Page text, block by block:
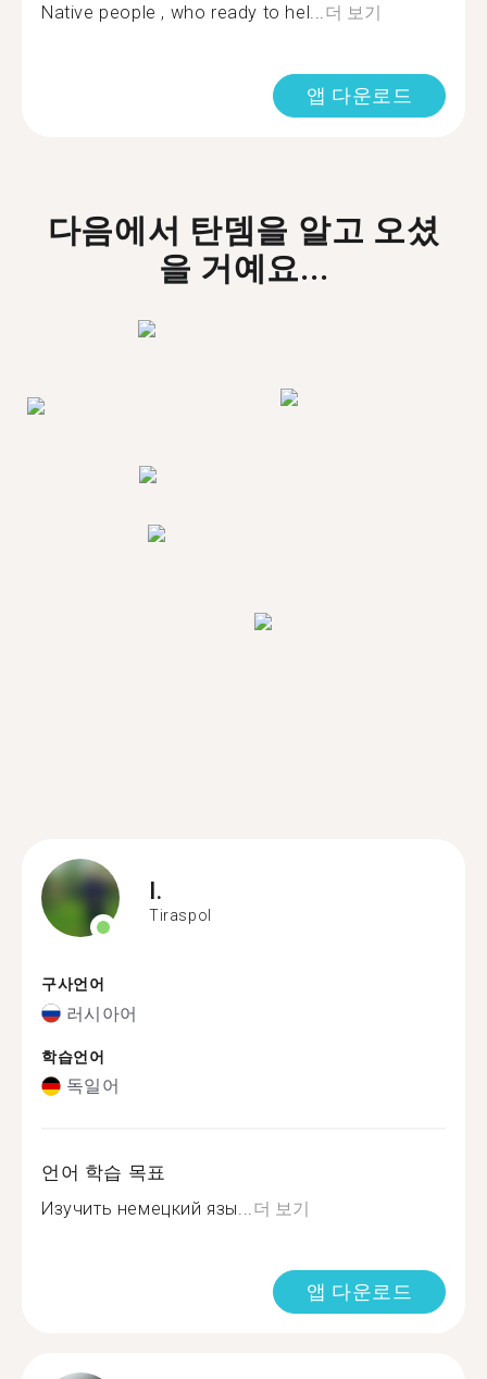
Native people , who ready to hel...더 보기
앱 다운로드
다음에서 탄뎀을 알고 오셨
을 거예요...
I.
Tiraspol
구사언어
러시아어
학습언어
독일어
언어 학습 목표
Изучить немецкий язы...더 보기
앱 다운로드